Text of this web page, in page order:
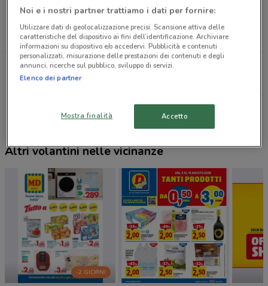
Via Matteotti, 131 Gaglianico
17 km
CHIUSO
Via Piave 85 Caluso
17.7 km
Altri volantini nelle vicinanze
-2 GIORNI
Noi e i nostri partner trattiamo i dati per fornire:
Utilizzare dati di geolocalizzazione precisi. Scansione attiva delle
caratteristiche del dispositivo ai fini dell’identificazione. Archiviare
informazioni su dispositivo e/o accedervi. Pubblicità e contenuti
personalizzati, misurazione delle prestazioni dei contenuti e degli
annunci, ricerche sul pubblico, sviluppo di servizi.
Elenco dei partner
Mostra finalità Accetto